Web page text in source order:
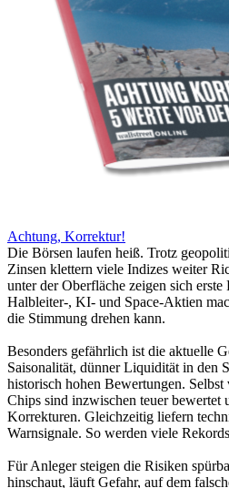
Achtung, Korrektur!
Die Börsen laufen heiß. Trotz
Zinsen klettern viele Indizes weiter
unter der Oberfläche zeigen sich
Halbleiter-, KI- und Space-Aktien
die Stimmung drehen kann.
Besonders gefährlich ist die aktuelle
Saisonalität, dünner Liquidität in den
historisch hohen Bewertungen.
Chips sind inzwischen teuer bewertet
Korrekturen. Gleichzeitig liefern
Warnsignale. So werden viele
Für Anleger steigen die Risiken
hinschaut, läuft Gefahr, auf dem